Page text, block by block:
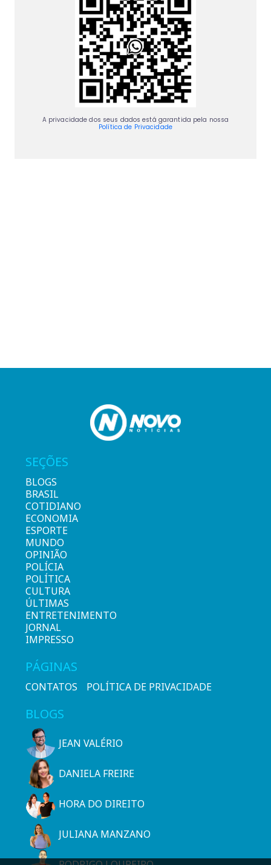
A privacidade dos seus dados está garantida pela nossa
Política de Privacidade
SEÇÕES
BLOGS
BRASIL
COTIDIANO
ECONOMIA
ESPORTE
MUNDO
OPINIÃO
POLÍCIA
POLÍTICA
CULTURA
ÚLTIMAS
ENTRETENIMENTO
JORNAL
IMPRESSO
PÁGINAS
CONTATOS POLÍTICA DE PRIVACIDADE
BLOGS
JEAN VALÉRIO
DANIELA FREIRE
HORA DO DIREITO
JULIANA MANZANO